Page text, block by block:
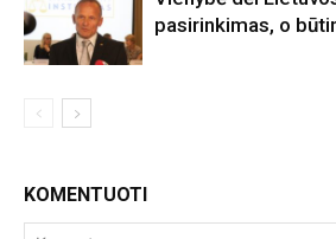
pasirinkimas, o
KOMENTUOTI